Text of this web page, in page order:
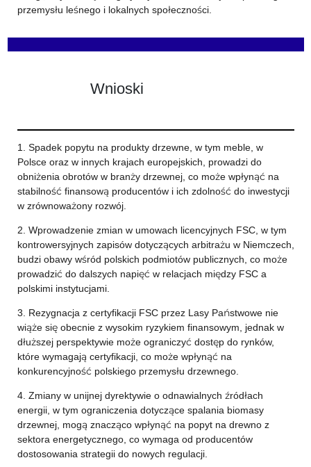
przemysłu leśnego i lokalnych społeczności.
Wnioski
1. Spadek popytu na produkty drzewne, w tym meble, w
Polsce oraz w innych krajach europejskich, prowadzi do
obniżenia obrotów w branży drzewnej, co może wpłynąć na
stabilność finansową producentów i ich zdolność do inwestycji
w zrównoważony rozwój.
2. Wprowadzenie zmian w umowach licencyjnych FSC, w tym
kontrowersyjnych zapisów dotyczących arbitrażu w Niemczech,
budzi obawy wśród polskich podmiotów publicznych, co może
prowadzić do dalszych napięć w relacjach między FSC a
polskimi instytucjami.
3. Rezygnacja z certyfikacji FSC przez Lasy Państwowe nie
wiąże się obecnie z wysokim ryzykiem finansowym, jednak w
dłuższej perspektywie może ograniczyć dostęp do rynków,
które wymagają certyfikacji, co może wpłynąć na
konkurencyjność polskiego przemysłu drzewnego.
4. Zmiany w unijnej dyrektywie o odnawialnych źródłach
energii, w tym ograniczenia dotyczące spalania biomasy
drzewnej, mogą znacząco wpłynąć na popyt na drewno z
sektora energetycznego, co wymaga od producentów
dostosowania strategii do nowych regulacji.